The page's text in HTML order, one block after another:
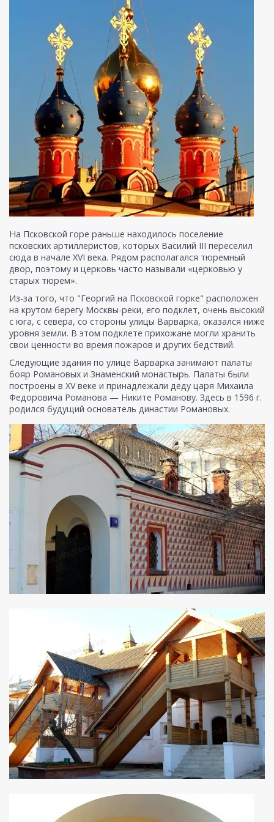
На Псковской горе раньше находилось поселение
псковских артиллеристов, которых Василий III переселил
сюда в начале XVI века. Рядом располагался тюремный
двор, поэтому и церковь часто называли «церковью у
старых тюрем».
Из-за того, что "Георгий на Псковской горке" расположен
на крутом берегу Москвы-реки, его подклет, очень высокий
с юга, с севера, со стороны улицы Варварка, оказался ниже
уровня земли. В этом подклете прихожане могли хранить
свои ценности во время пожаров и других бедствий.
Следующие здания по улице Варварка занимают палаты
бояр Романовых и Знаменский монастырь. Палаты были
построены в XV веке и принадлежали деду царя Михаила
Федоровича Романова — Никите Романову. Здесь в 1596 г.
родился будущий основатель династии Романовых.